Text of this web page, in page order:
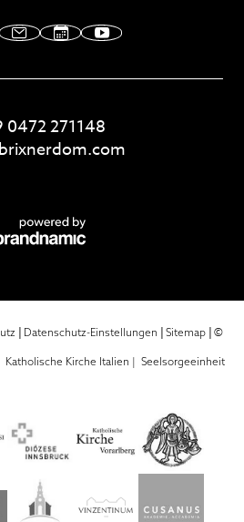
0472 271148
brixnerdom.com
| Datenschutz-Einstellungen | Sitemap |©
Katholische Kirche Italien | Seelsorgeeinheit